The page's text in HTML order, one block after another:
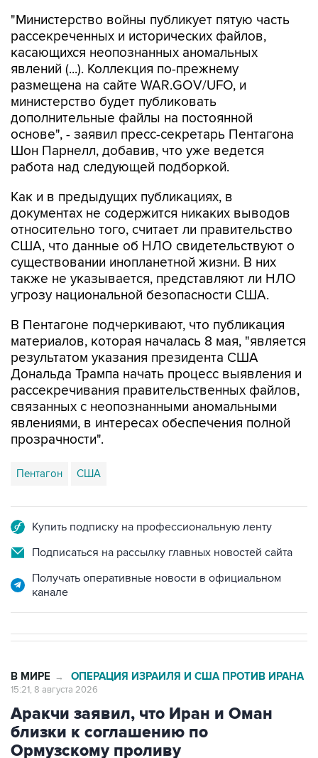
"Министерство войны публикует пятую часть
рассекреченных и исторических файлов,
касающихся неопознанных аномальных
явлений (...). Коллекция по-прежнему
размещена на сайте WAR.GOV/UFO, и
министерство будет публиковать
дополнительные файлы на постоянной
основе", - заявил пресс-секретарь Пентагона
Шон Парнелл, добавив, что уже ведется
работа над следующей подборкой.
Как и в предыдущих публикациях, в
документах не содержится никаких выводов
относительно того, считает ли правительство
США, что данные об НЛО свидетельствуют о
существовании инопланетной жизни. В них
также не указывается, представляют ли НЛО
угрозу национальной безопасности США.
В Пентагоне подчеркивают, что публикация
материалов, которая началась 8 мая, "является
результатом указания президента США
Дональда Трампа начать процесс выявления и
рассекречивания правительственных файлов,
связанных с неопознанными аномальными
явлениями, в интересах обеспечения полной
прозрачности".
Пентагон США
Купить подписку на профессиональную ленту
Подписаться на рассылку главных новостей сайта
Получать оперативные новости в официальном
канале
В МИРЕ → ОПЕРАЦИЯ ИЗРАИЛЯ И США ПРОТИВ ИРАНА
15:21, 8 августа 2026
Аракчи заявил, что Иран и Оман
близки к соглашению по
Ормузскому проливу